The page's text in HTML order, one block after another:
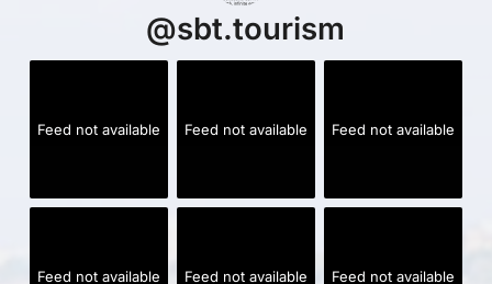
@sbt.tourism
Feed not available Feed not available Feed not available
Feed not available Feed not available Feed not available